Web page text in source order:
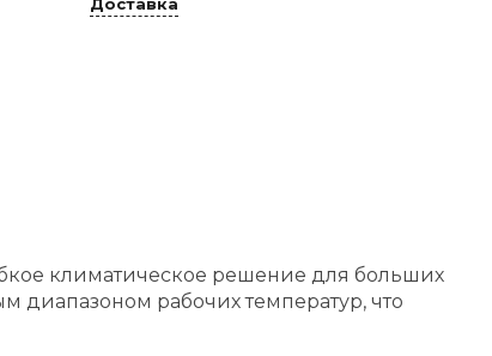
климатическое решение для больших
рабочих температур, что